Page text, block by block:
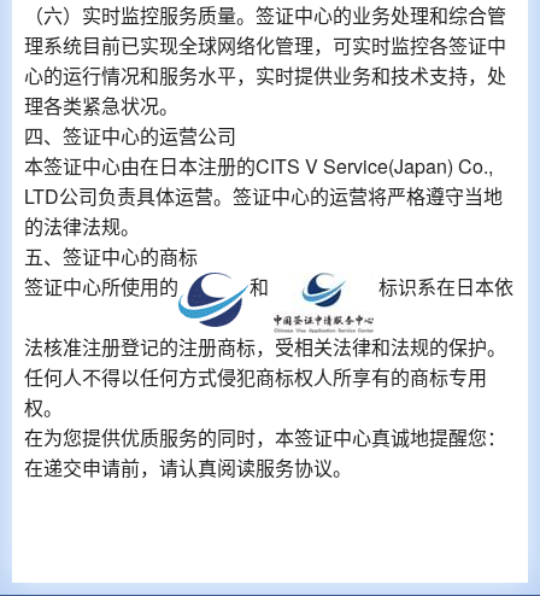
（六）实时监控服务质量。签证中心的业务处理和综合管
理系统目前已实现全球网络化管理，可实时监控各签证中
心的运行情况和服务水平，实时提供业务和技术支持，处
理各类紧急状况。
四、签证中心的运营公司
本签证中心由在日本注册的CITS V Service(Japan) Co.,
LTD公司负责具体运营。签证中心的运营将严格遵守当地
的法律法规。
五、签证中心的商标
签证中心所使用的
和 标识系在日本依
法核准注册登记的注册商标，受相关法律和法规的保护。
任何人不得以任何方式侵犯商标权人所享有的商标专用
权。
在为您提供优质服务的同时，本签证中心真诚地提醒您：
在递交申请前，请认真阅读服务协议。